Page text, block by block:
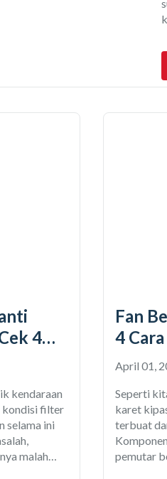
4
kendaraan
kondisi filter
selama ini
malah
Fan
4
April 01,
Seperti
karet
terbuat
pemutar